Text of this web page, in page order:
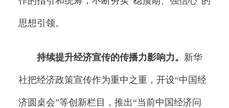
思想引领。
持续提升经济宣传的传播力影响力。 新华
社把经济政策宣传作为重中之重，开设“中国经
济圆桌会”等创新栏目，推出“当前中国经济问